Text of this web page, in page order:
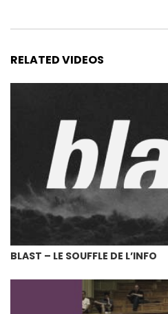
RELATED VIDEOS
BLAST – LE SOUFFLE DE L’INFO